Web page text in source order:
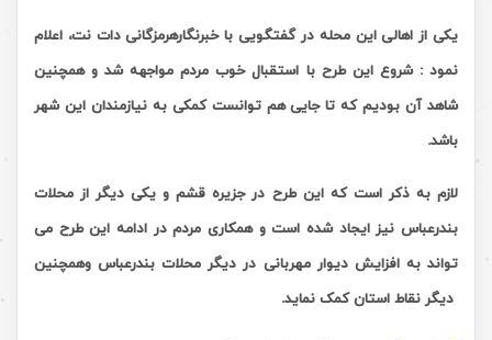
یکی از اهالی این محله در گفتگویی با خبرنگارهرمزگانی دات نت، اعلام
نمود : شروع این طرح با استقبال خوب مردم مواجهه شد و همچنین
شاهد آن بودیم که تا جایی هم توانست کمکی به نیازمندان این شهر
باشد.
لازم به ذکر است که این طرح در جزیره قشم و یکی دیگر از محلات
بندرعباس نیز ایجاد شده است و همکاری مردم در ادامه این طرح می
تواند به افزایش دیوار مهربانی در دیگر محلات بندرعباس وهمچنین
دیگر نقاط استان کمک نماید.